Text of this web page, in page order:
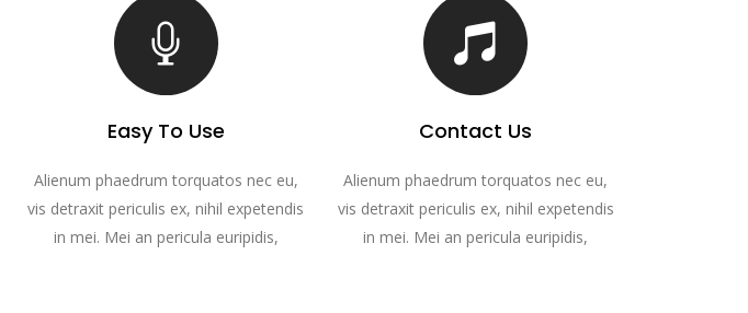
Easy To Use
Alienum phaedrum torquatos nec eu,
vis detraxit periculis ex, nihil expetendis
in mei. Mei an pericula euripidis,
Contact Us
Alienum phaedrum torquatos nec eu,
vis detraxit periculis ex, nihil expetendis
in mei. Mei an pericula euripidis,